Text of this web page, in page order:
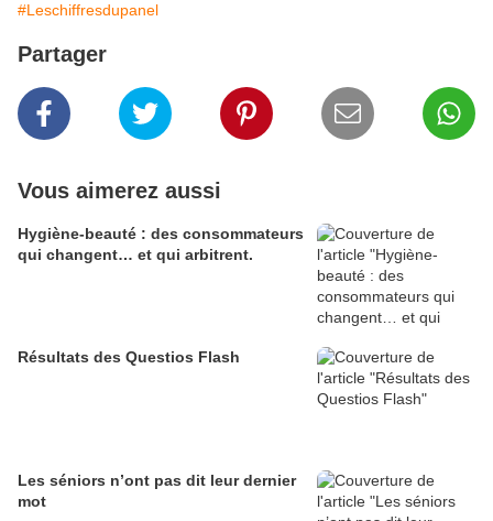
#Leschiffresdupanel
Partager
Vous aimerez aussi
Hygiène-beauté : des consommateurs
qui changent… et qui arbitrent.
Résultats des Questios Flash
Les séniors n’ont pas dit leur dernier
mot